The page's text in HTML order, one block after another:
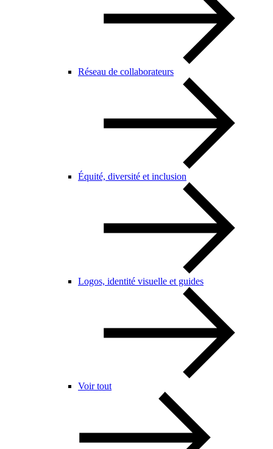
Réseau de collaborateurs
Équité, diversité et inclusion
Logos, identité visuelle et guides
Voir tout